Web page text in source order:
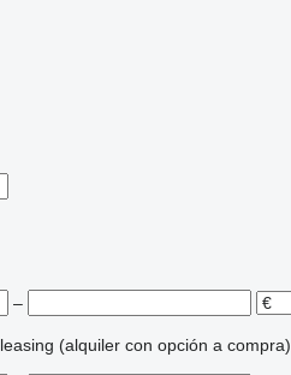
–
leasing (alquiler con opción a compra)